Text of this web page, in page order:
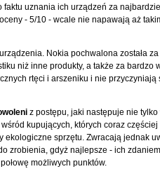
uznania ich urządzeń za
- 5/10 - wcale nie napawają aż
Nokia pochwalona została
niż inne produkty, a także za bardzo
rtęci i arszeniku i nie przyczyniają
z postępu, jaki następuje nie
kupujących, których coraz
ekologiczne sprzętu. Zwracają jednak
zrobienia, gdyż najlepsze - ich
możliwych punktów.